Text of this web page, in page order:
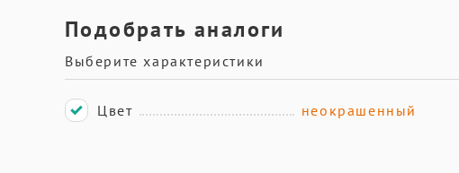
Подобрать аналоги
Выберите характеристики
Цвет неокрашенный